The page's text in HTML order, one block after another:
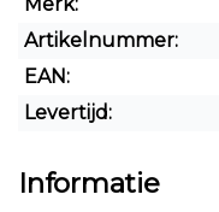
Artikelnummer:
EAN:
Levertijd:
Informatie